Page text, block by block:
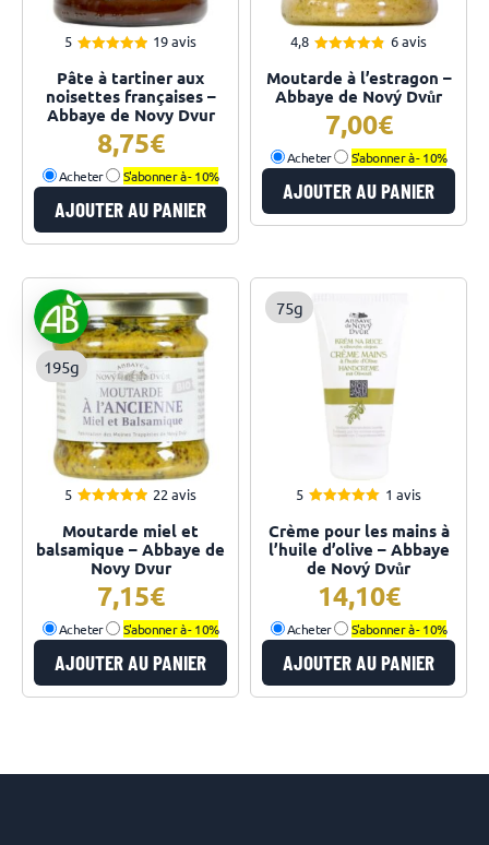
5
sur 5
19 avis
Pâte à tartiner aux
noisettes françaises –
Abbaye de Novy Dvur
8,75
Acheter S'abonner à -10%
AJOUTER AU PANIER
4,8
sur 5
6 avis
Moutarde à l’estragon –
Abbaye de Nový Dvůr
7,00
Acheter S'abonner à -10%
AJOUTER AU PANIER
195g
5
sur 5
22 avis
Moutarde miel et
balsamique – Abbaye de
Novy Dvur
7,15
Acheter S'abonner à -10%
AJOUTER AU PANIER
75g
5
sur 5
1 avis
Crème pour les mains à
l’huile d’olive – Abbaye
de Nový Dvůr
14,10
Acheter S'abonner à -10%
AJOUTER AU PANIER